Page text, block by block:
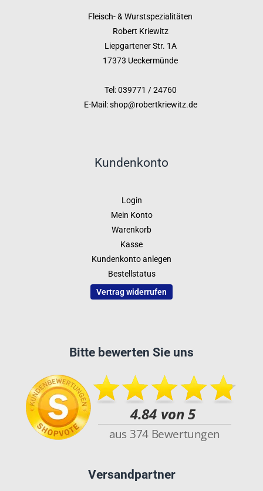
Fleisch- & Wurstspezialitäten
Robert Kriewitz
Liepgartener Str. 1A
17373 Ueckermünde
Tel: 039771 / 24760
E-Mail: shop@robertkriewitz.de
Kundenkonto
Login
Mein Konto
Warenkorb
Kasse
Kundenkonto anlegen
Bestellstatus
Vertrag widerrufen
Bitte bewerten Sie uns
Versandpartner